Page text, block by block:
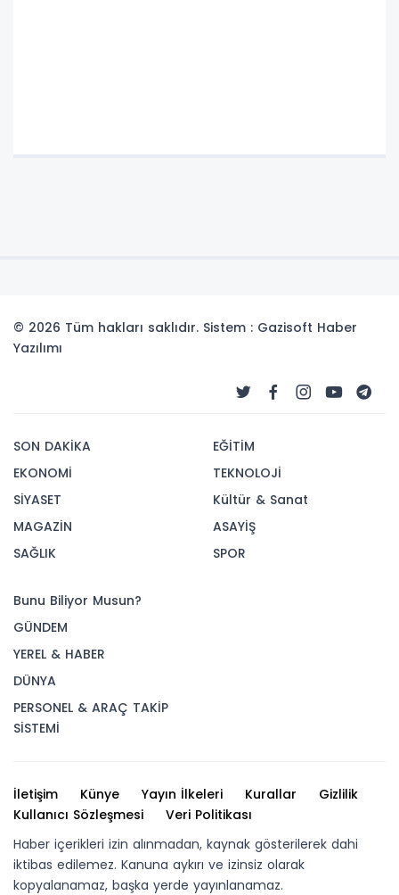
© 2026 Tüm hakları saklıdır. Sistem : Gazisoft Haber
Yazılımı
SON DAKİKA
EKONOMİ
SİYASET
MAGAZİN
SAĞLIK
EĞİTİM
TEKNOLOJİ
Kültür & Sanat
ASAYİŞ
SPOR
Bunu Biliyor Musun?
GÜNDEM
YEREL & HABER
DÜNYA
PERSONEL & ARAÇ TAKİP
SİSTEMİ
İletişim Künye Yayın İlkeleri Kurallar
Gizlilik
Kullanıcı Sözleşmesi
Veri Politikası
Haber içerikleri izin alınmadan, kaynak gösterilerek dahi
iktibas edilemez. Kanuna aykırı ve izinsiz olarak
kopyalanamaz, başka yerde yayınlanamaz.